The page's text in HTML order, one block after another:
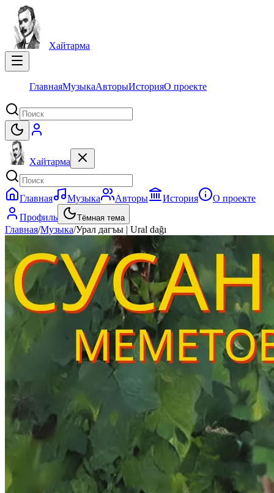
Хайтарма
ГлавнаяМузыкаАвторыИсторияО проекте
Хайтарма
Главная Музыка Авторы История
О проекте
Профиль
Тёмная тема
Главная/Музыка/Урал дагъы | Ural dağı